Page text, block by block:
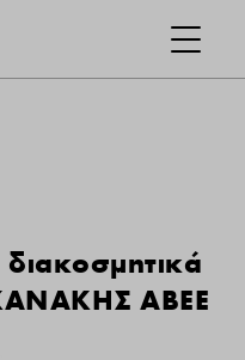
διακοσμητικά
ΑΒΕΕ